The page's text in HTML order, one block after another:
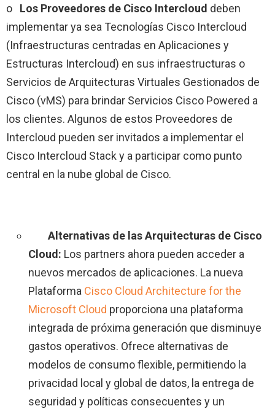
o Los Proveedores de Cisco Intercloud deben
implementar ya sea Tecnologías Cisco Intercloud
(Infraestructuras centradas en Aplicaciones y
Estructuras Intercloud) en sus infraestructuras o
Servicios de Arquitecturas Virtuales Gestionados de
Cisco (vMS) para brindar Servicios Cisco Powered a
los clientes. Algunos de estos Proveedores de
Intercloud pueden ser invitados a implementar el
Cisco Intercloud Stack y a participar como punto
central en la nube global de Cisco.
Alternativas de las Arquitecturas de Cisco
Cloud: Los partners ahora pueden acceder a
nuevos mercados de aplicaciones. La nueva
Plataforma Cisco Cloud Architecture for the
Microsoft Cloud proporciona una plataforma
integrada de próxima generación que disminuye
gastos operativos. Ofrece alternativas de
modelos de consumo flexible, permitiendo la
privacidad local y global de datos, la entrega de
seguridad y políticas consecuentes y un